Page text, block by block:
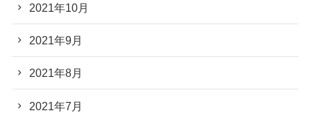
2021年10月
2021年9月
2021年8月
2021年7月